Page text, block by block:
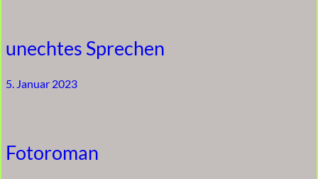
unechtes Sprechen
5. Januar 2023
Fotoroman